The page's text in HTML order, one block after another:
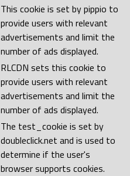
This cookie is set by pippio to
provide users with relevant
advertisements and limit the
number of ads displayed.
RLCDN sets this cookie to
provide users with relevant
advertisements and limit the
number of ads displayed.
The test_cookie is set by
doubleclick.net and is used to
determine if the user's
browser supports cookies.